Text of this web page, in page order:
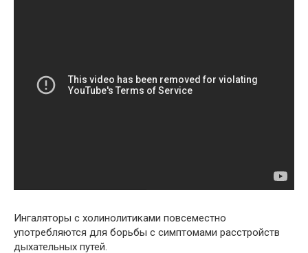
Ингаляторы с холинолитиками повсеместно
употребляются для борьбы с симптомами расстройств
дыхательных путей.